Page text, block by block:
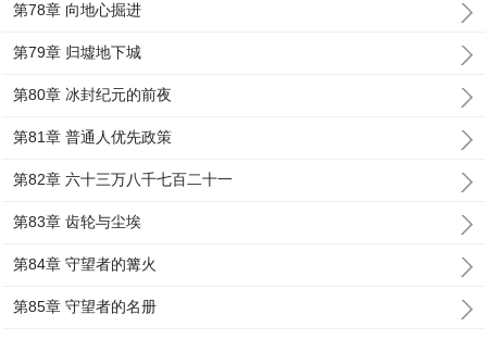
第78章 向地心掘进
第79章 归墟地下城
第80章 冰封纪元的前夜
第81章 普通人优先政策
第82章 六十三万八千七百二十一
第83章 齿轮与尘埃
第84章 守望者的篝火
第85章 守望者的名册